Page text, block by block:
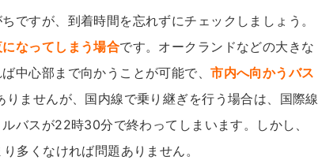
ですが、到着時間を忘れずにチェックしましょう。
なってしまう場合です。オークランドなどの大きな
中心部まで向かうことが可能で、市内へ向かうバス
ませんが、国内線で乗り継ぎを行う場合は、国際線
バスが22時30分で終わってしまいます。しかし、
多くなければ問題ありません。